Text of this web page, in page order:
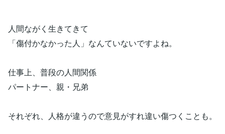
人間ながく生きてきて
「傷付かなかった人」なんていないですよね。
仕事上、普段の人間関係
パートナー、親・兄弟
それぞれ、人格が違うので意見がすれ違い傷つくことも。